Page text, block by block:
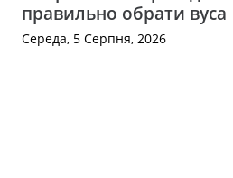
правильно обрати вуса
Середа, 5 Серпня, 2026